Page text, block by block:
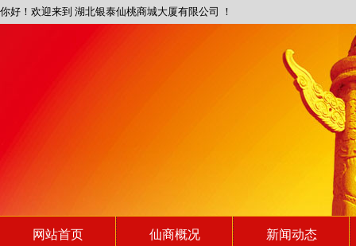
你好！欢迎来到 湖北银泰仙桃商城大厦有限公司 ！
网站首页 仙商概况 新闻动态